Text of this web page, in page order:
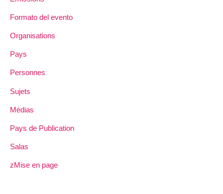
Formato del evento
Organisations
Pays
Personnes
Sujets
Médias
Pays de Publication
Salas
zMise en page